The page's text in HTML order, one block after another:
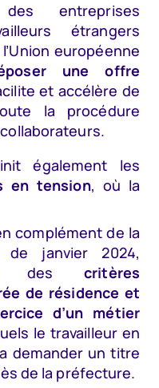
entreprises
étrangers
européenne
une offre
et accélère de
la procédure
également les
en tension, où la
complément de la
de janvier 2024,
descritères
de résidence et
d’un métier
le travailleur en
demander un titre
de la préfecture.